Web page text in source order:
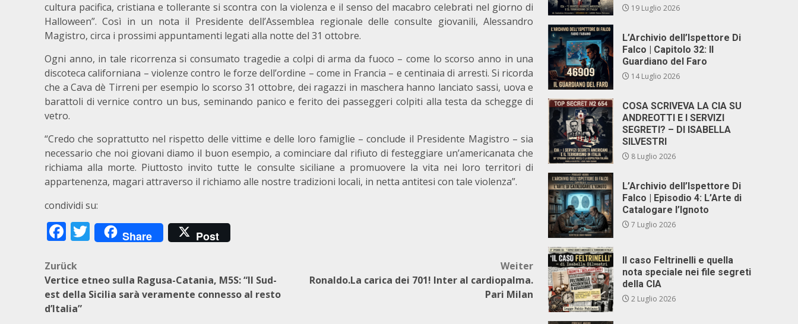
cultura pacifica, cristiana e tollerante si scontra con la violenza e il senso del macabro celebrati nel giorno di
Halloween”. Così in un nota il Presidente dell’Assemblea regionale delle consulte giovanili, Alessandro
Magistro, circa i prossimi appuntamenti legati alla notte del 31 ottobre.
Ogni anno, in tale ricorrenza si consumato tragedie a colpi di arma da fuoco – come lo scorso anno in una
discoteca californiana – violenze contro le forze dell’ordine – come in Francia – e centinaia di arresti. Si ricorda
che a Cava dè Tirreni per esempio lo scorso 31 ottobre, dei ragazzi in maschera hanno lanciato sassi, uova e
barattoli di vernice contro un bus, seminando panico e ferito dei passeggeri colpiti alla testa da schegge di
vetro.
“Credo che soprattutto nel rispetto delle vittime e delle loro famiglie – conclude il Presidente Magistro – sia
necessario che noi giovani diamo il buon esempio, a cominciare dal rifiuto di festeggiare un’americanata che
richiama alla morte. Piuttosto invito tutte le consulte siciliane a promuovere la vita nei loro territori di
appartenenza, magari attraverso il richiamo alle nostre tradizioni locali, in netta antitesi con tale violenza”.
condividi su:
Facebook
Twitter
Share Post
Beitragsnavigation
Zurück
Vertice etneo sulla Ragusa-Catania, M5S: “Il Sud-
est della Sicilia sarà veramente connesso al resto
d’Italia”
Weiter
Ronaldo.La carica dei 701! Inter al cardiopalma.
Pari Milan
19 Luglio 2026
L’Archivio dell’Ispettore Di
Falco | Capitolo 32: Il
Guardiano del Faro
14 Luglio 2026
COSA SCRIVEVA LA CIA SU
ANDREOTTI E I SERVIZI
SEGRETI? – DI ISABELLA
SILVESTRI
8 Luglio 2026
L’Archivio dell’Ispettore Di
Falco | Episodio 4: L’Arte di
Catalogare l’Ignoto
7 Luglio 2026
Il caso Feltrinelli e quella
nota speciale nei file segreti
della CIA
2 Luglio 2026